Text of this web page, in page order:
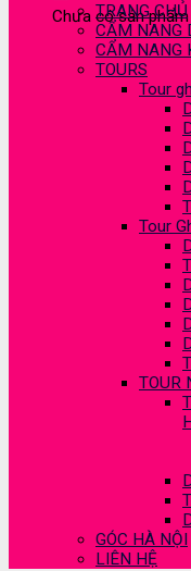
Chưa có sảnTRANG CHỦ
CẨM NANG
CẨM NANG
TOURS
Tour
Tour
TOUR
GÓC HÀ NỘI
LIÊN HỆ